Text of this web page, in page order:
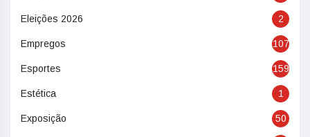
Eleições 2026 2
Empregos 107
Esportes 159
Estética 1
Exposição 50